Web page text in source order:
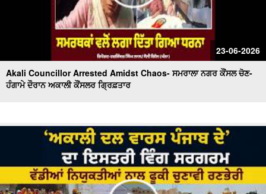
23-06-2026
Akali Councillor Arrested Amidst Chaos- ਸਮਰਾਲਾ ਨਗਰ ਕੌਂਸਲ ਚੋਣ-
ਹੰਗਾਮੇ ਦੌਰਾਨ ਅਕਾਲੀ ਕੌਂਸਲਰ ਗ੍ਰਿਫ਼ਤਾਰ